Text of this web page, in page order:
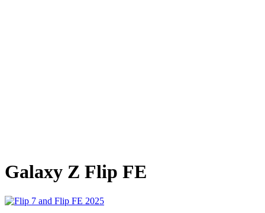
Galaxy Z Flip FE